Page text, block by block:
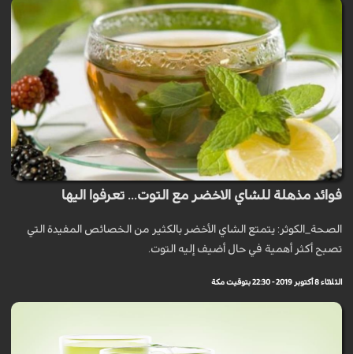
فوائد مذهلة للشاي الاخضر مع التوت... تعرفوا اليها
الصحة_الكوثر: يتمتع الشاي الأخضر بالكثير من الخصائص المفيدة التي
تصبح أكثر أهمية في حال أضيف إليه التوت.
الثلاثاء 8 أكتوبر 2019 - 22:30 بتوقيت مكة